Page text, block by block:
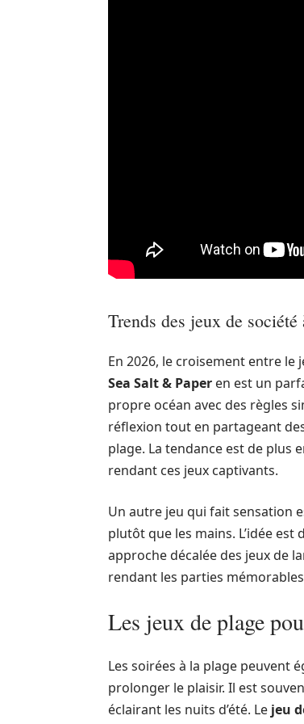
Trends des jeux de société
En 2026, le croisement entre
Sea Salt & Paper en est un
propre océan avec des règles
réflexion tout en partageant
plage. La tendance est de plus
rendant ces jeux captivants.
Un autre jeu qui fait sensation
plutôt que les mains. L’idée
approche décalée des jeux de
rendant les parties
Les jeux de plage
Les soirées à la plage peuvent
prolonger le plaisir. Il est
éclairant les nuits d’été. Le jeu